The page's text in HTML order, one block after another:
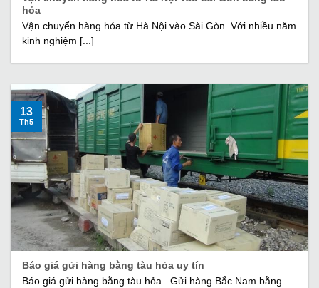
hỏa
Vận chuyển hàng hóa từ Hà Nội vào Sài Gòn. Với nhiều năm
kinh nghiệm [...]
Báo giá gửi hàng bằng tàu hỏa uy tín
Báo giá gửi hàng bằng tàu hỏa . Gửi hàng Bắc Nam bằng
13
Th5